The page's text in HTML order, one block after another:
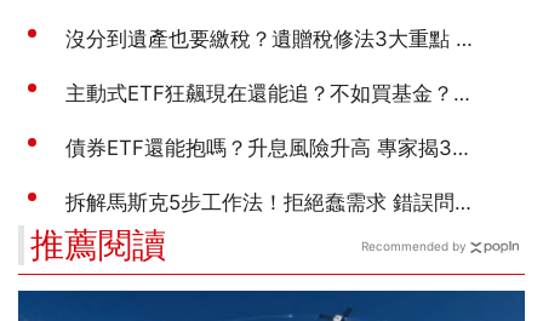
推薦閱讀 Recommended by